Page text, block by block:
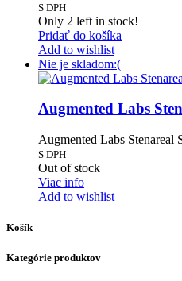
S DPH
Only 2 left in stock!
Pridať do košíka
Add to wishlist
Nie je skladom:(
Augmented Labs
Augmented Labs Stenareal
S DPH
Out of stock
Viac info
Add to wishlist
Košík
Kategórie produktov